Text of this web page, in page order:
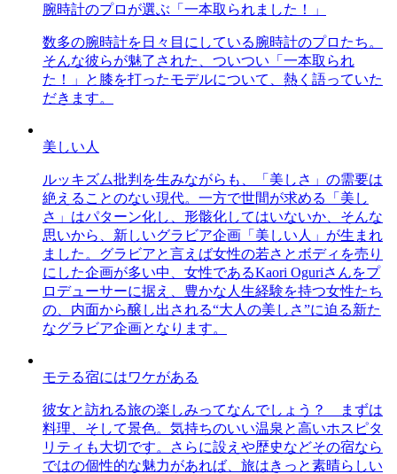
腕時計のプロが選ぶ「一本取られました！」
数多の腕時計を日々目にしている腕時計のプロたち。
そんな彼らが魅了された、ついつい「一本取られ
た！」と膝を打ったモデルについて、熱く語っていた
だきます。
美しい人
ルッキズム批判を生みながらも、「美しさ」の需要は
絶えることのない現代。一方で世間が求める「美し
さ」はパターン化し、形骸化してはいないか、そんな
思いから、新しいグラビア企画「美しい人」が生まれ
ました。グラビアと言えば女性の若さとボディを売り
にした企画が多い中、女性であるKaori Oguriさんをプ
ロデューサーに据え、豊かな人生経験を持つ女性たち
の、内面から醸し出される“大人の美しさ”に迫る新た
なグラビア企画となります。
モテる宿にはワケがある
彼女と訪れる旅の楽しみってなんでしょう？ まずは
料理、そして景色。気持ちのいい温泉と高いホスピタ
リティも大切です。さらに設えや歴史などその宿なら
ではの個性的な魅力があれば、旅はきっと素晴らしい